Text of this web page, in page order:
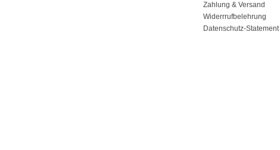
Zahlung & Versand
Widerrrufbelehrung
Datenschutz-Statement